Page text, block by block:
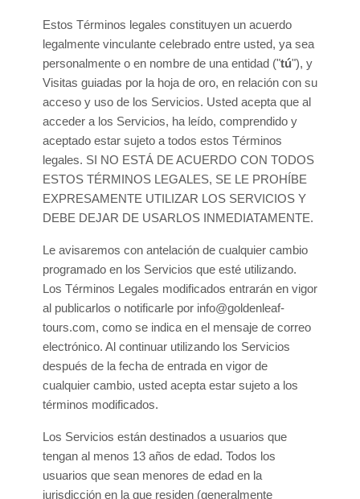
Estos Términos legales constituyen un acuerdo
legalmente vinculante celebrado entre usted, ya sea
personalmente o en nombre de una entidad ("tú"), y
Visitas guiadas por la hoja de oro, en relación con su
acceso y uso de los Servicios. Usted acepta que al
acceder a los Servicios, ha leído, comprendido y
aceptado estar sujeto a todos estos Términos
legales. SI NO ESTÁ DE ACUERDO CON TODOS
ESTOS TÉRMINOS LEGALES, SE LE PROHÍBE
EXPRESAMENTE UTILIZAR LOS SERVICIOS Y
DEBE DEJAR DE USARLOS INMEDIATAMENTE.
Le avisaremos con antelación de cualquier cambio
programado en los Servicios que esté utilizando.
Los Términos Legales modificados entrarán en vigor
al publicarlos o notificarle por info@goldenleaf-
tours.com, como se indica en el mensaje de correo
electrónico. Al continuar utilizando los Servicios
después de la fecha de entrada en vigor de
cualquier cambio, usted acepta estar sujeto a los
términos modificados.
Los Servicios están destinados a usuarios que
tengan al menos 13 años de edad. Todos los
usuarios que sean menores de edad en la
jurisdicción en la que residen (generalmente